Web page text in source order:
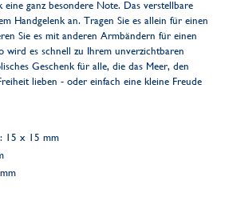
eine ganz besondere Note. Das verstellbare
Handgelenk an. Tragen Sie es allein für einen
Sie es mit anderen Armbändern für einen
wird es schnell zu Ihrem unverzichtbaren
Geschenk für alle, die das Meer, den
lieben - oder einfach eine kleine Freude
15 x 15 mm